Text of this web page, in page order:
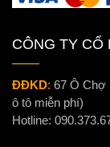
CÔNG TY CỔ
ĐĐKD: 67 Ô Chợ
ô tô miễn phí)
Hotline: